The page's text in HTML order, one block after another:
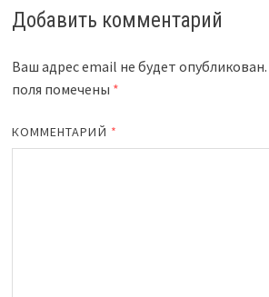
Добавить комментарий
Ваш адрес email не будет опубликован.
поля помечены *
КОММЕНТАРИЙ *